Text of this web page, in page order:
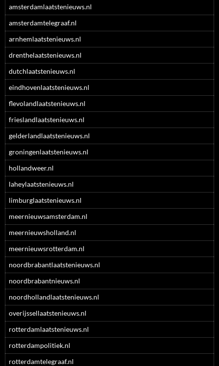
amsterdamlaatstenieuws.nl
amsterdamtelegraaf.nl
arnhemlaatstenieuws.nl
drenthelaatstenieuws.nl
dutchlaatstenieuws.nl
eindhovenlaatstenieuws.nl
flevolandlaatstenieuws.nl
frieslandlaatstenieuws.nl
gelderlandlaatstenieuws.nl
groningenlaatstenieuws.nl
hollandweer.nl
laheylaatstenieuws.nl
limburglaatstenieuws.nl
meernieuwsamsterdam.nl
meernieuwsholland.nl
meernieuwsrotterdam.nl
noordbrabantlaatstenieuws.nl
noordbrabantnieuws.nl
noordhollandlaatstenieuws.nl
overijssellaatstenieuws.nl
rotterdamlaatstenieuws.nl
rotterdampolitiek.nl
rotterdamtelegraaf.nl